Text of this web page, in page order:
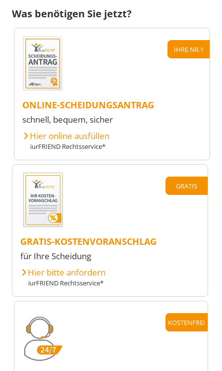
Was benötigen Sie jetzt?
IHRE NR.1
ONLINE-SCHEIDUNGSANTRAG
schnell, bequem, sicher
Hier online ausfüllen
iurFRIEND Rechtsservice*
GRATIS
GRATIS-KOSTENVORANSCHLAG
für Ihre Scheidung
Hier bitte anfordern
iurFRIEND Rechtsservice*
KOSTENFREI